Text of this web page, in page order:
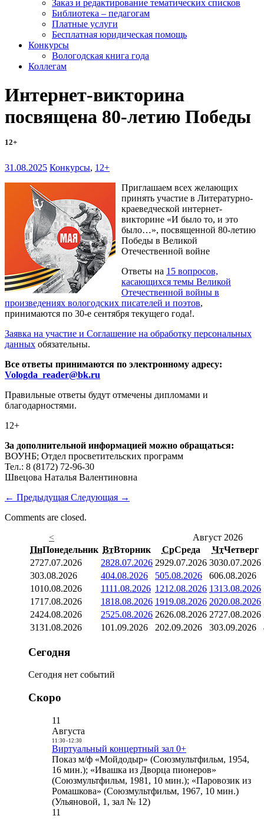
Заказ и редактирование тематических списков
Библиотека – педагогам
Платные услуги
Бесплатная юридическая помощь
Конкурсы
Вологодская книга года
Коллегам
Интернет-викторина
посвящена 80-летию Победы
12+
31.08.2025 Конкурсы, 12+
Приглашаем всех желающих
принять участие в Литературно-
краеведческой интернет-
викторине «И было то, и это
было…», посвященной 80-летию
Победы в Великой
Отечественной войне
Ответы на 15 вопросов,
касающихся темы Великой
Отечественной войны в
произведениях вологодских писателей и поэтов,
принимаются по 30-е сентября текущего года!.
Заявка на участие и Соглашение на обработку персональных
данных обязательны.
Все ответы принимаются по электронному адресу:
Vologda_reader@bk.ru
Правильные ответы будут отмечены дипломами и
благодарностями.
12+
За дополнительной информацией можно обращаться:
ВОУНБ; Отдел просветительских программ
Тел.: 8 (8172) 72-96-30
Швецова Наталья Валентиновна
← Предыдущая Следующая →
Comments are closed.
<
Август 2026
ПнПонедельник ВтВторник СрСреда ЧтЧетверг
2727.07.2026 2828.07.2026 2929.07.2026 3030.07.2026
303.08.2026 404.08.2026 505.08.2026 606.08.2026
1010.08.2026 1111.08.2026 1212.08.2026 1313.08.2026
1717.08.2026 1818.08.2026 1919.08.2026 2020.08.2026
2424.08.2026 2525.08.2026 2626.08.2026 2727.08.2026
3131.08.2026 101.09.2026 202.09.2026 303.09.2026
Сегодня
Сегодня нет событий
Скоро
11
Августа
11:30- 12:30
Виртуальный концертный зал 0+
Показ м/ф «Мойдодыр» (Союзмультфильм, 1954,
16 мин.); «Ивашка из Дворца пионеров»
(Союзмультфильм, 1981, 10 мин.); «Паровозик из
Ромашкова» (Союзмультфильм, 1967, 10 мин.)
(Ульяновой, 1, зал № 12)
11